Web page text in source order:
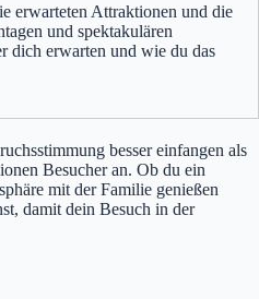
erwarteten Attraktionen und die
und spektakulären
dich erwarten und wie du das
besser einfangen als
Besucher an. Ob du ein
mit der Familie genießen
damit dein Besuch in der